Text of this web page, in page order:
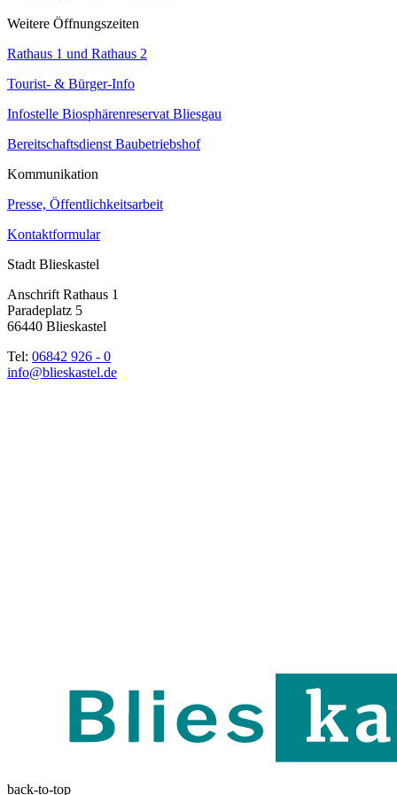
Weitere Öffnungszeiten
Rathaus 1 und Rathaus 2
Tourist- & Bürger-Info
Infostelle Biosphärenreservat Bliesgau
Bereitschaftsdienst Baubetriebshof
Kommunikation
Presse, Öffentlichkeitsarbeit
Kontaktformular
Stadt Blieskastel
Anschrift Rathaus 1
Paradeplatz 5
66440 Blieskastel
Tel: 06842 926 - 0
info@blieskastel.de
back-to-top